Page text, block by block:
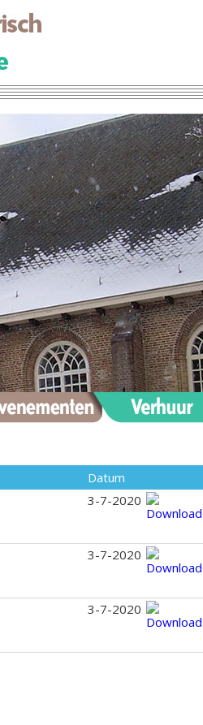
Datum
3-7-2020
3-7-2020
3-7-2020